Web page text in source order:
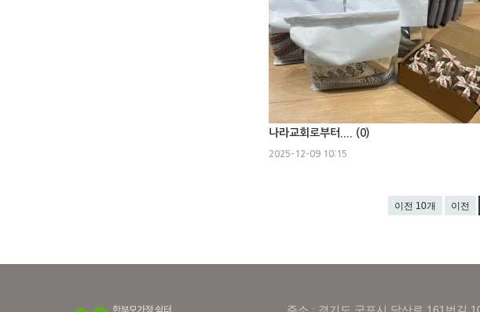
나라교회로부터.... (0)
2025-12-09 10:15
이전 10개 이전